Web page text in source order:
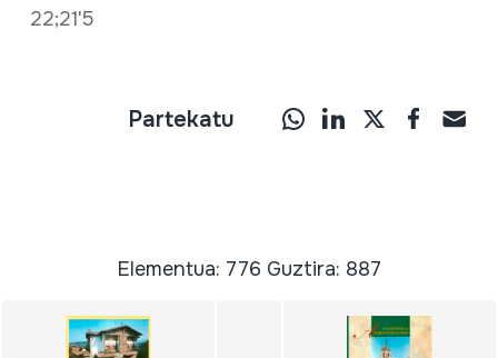
22;21'5
Partekatu
Elementua: 776 Guztira: 887